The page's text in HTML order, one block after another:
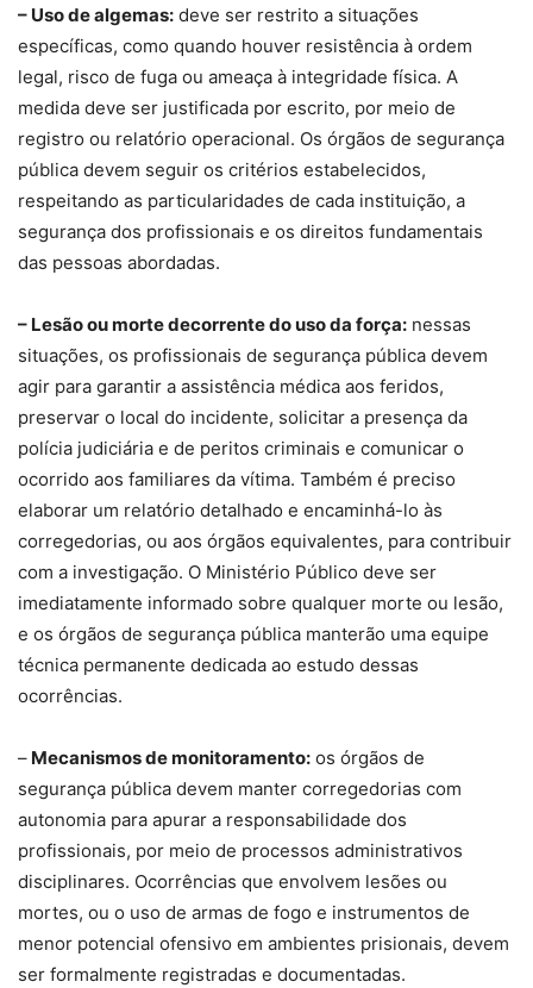
– Uso de algemas: deve ser restrito a situações
específicas, como quando houver resistência à ordem
legal, risco de fuga ou ameaça à integridade física. A
medida deve ser justificada por escrito, por meio de
registro ou relatório operacional. Os órgãos de segurança
pública devem seguir os critérios estabelecidos,
respeitando as particularidades de cada instituição, a
segurança dos profissionais e os direitos fundamentais
das pessoas abordadas.
– Lesão ou morte decorrente do uso da força: nessas
situações, os profissionais de segurança pública devem
agir para garantir a assistência médica aos feridos,
preservar o local do incidente, solicitar a presença da
polícia judiciária e de peritos criminais e comunicar o
ocorrido aos familiares da vítima. Também é preciso
elaborar um relatório detalhado e encaminhá-lo às
corregedorias, ou aos órgãos equivalentes, para contribuir
com a investigação. O Ministério Público deve ser
imediatamente informado sobre qualquer morte ou lesão,
e os órgãos de segurança pública manterão uma equipe
técnica permanente dedicada ao estudo dessas
ocorrências.
– Mecanismos de monitoramento: os órgãos de
segurança pública devem manter corregedorias com
autonomia para apurar a responsabilidade dos
profissionais, por meio de processos administrativos
disciplinares. Ocorrências que envolvem lesões ou
mortes, ou o uso de armas de fogo e instrumentos de
menor potencial ofensivo em ambientes prisionais, devem
ser formalmente registradas e documentadas.